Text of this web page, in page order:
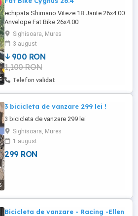
echipata Shimano Viteze 18 Jante 26x4.00
Anvelope Fat Bike 26x4.00
Sighisoara, Mures
3 august
900 RON
1,100 RON
Telefon validat
3 bicicleta de vanzare 299 lei !
3 bicicleta de vanzare 299 lei
Sighisoara, Mures
1 august
299 RON
Bicicleta de vanzare - Racing -Ellen